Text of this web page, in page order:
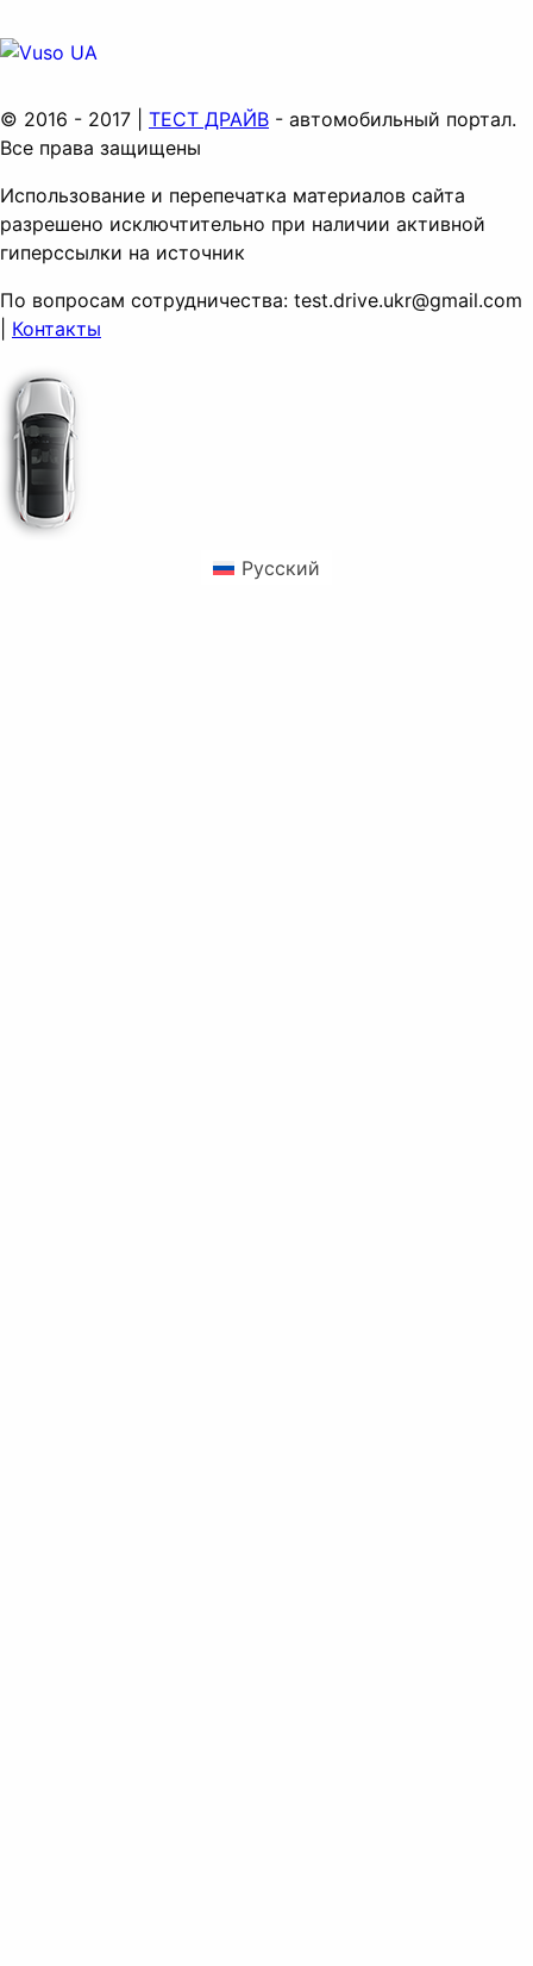
© 2016 - 2017 | ТЕСТ ДРАЙВ - автомобильный портал.
Все права защищены
Использование и перепечатка материалов сайта
разрешено исключтительно при наличии активной
гиперссылки на источник
По вопросам сотрудничества: test.drive.ukr@gmail.com
Контакты
Русский